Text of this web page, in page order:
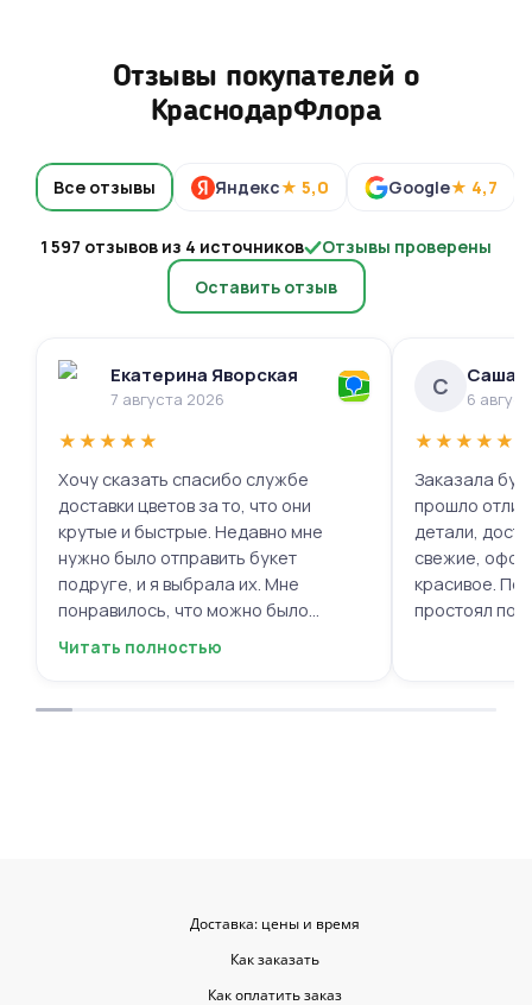
Отзывы покупателей о
КраснодарФлора
Все отзывы Яндекс★ 5,0 Google★ 4,7
1 597 отзывов из 4 источников
Отзывы проверены
Оставить отзыв
Екатерина Яворская
7 августа 2026
★★★★★
Хочу сказать спасибо службе
доставки цветов за то, что они
крутые и быстрые. Недавно мне
нужно было отправить букет
подруге, и я выбрала их. Мне
понравилось, что можно было
выбрать цветы и оформить заказ
время, и цветы были свежие и
Читать полностью
С Саша
6
★★★★★
Заказала
прошло
детали,
свежие,
красивое.
простоял
Доставка: цены и время
Как заказать
Как оплатить заказ